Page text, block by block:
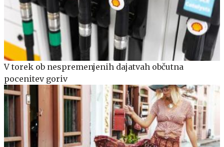
V torek ob nespremenjenih dajatvah občutna
pocenitev goriv